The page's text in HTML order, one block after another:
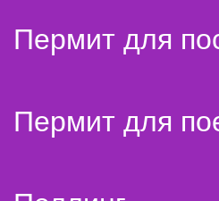
Пермит для
Пермит для